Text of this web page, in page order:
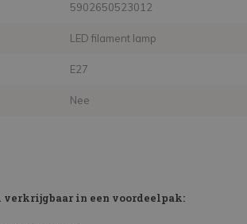
5902650523012
LED filament lamp
E27
Nee
verkrijgbaar in een voordeelpak: